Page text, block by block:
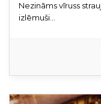
Nezināms vīruss
izlēmuši...